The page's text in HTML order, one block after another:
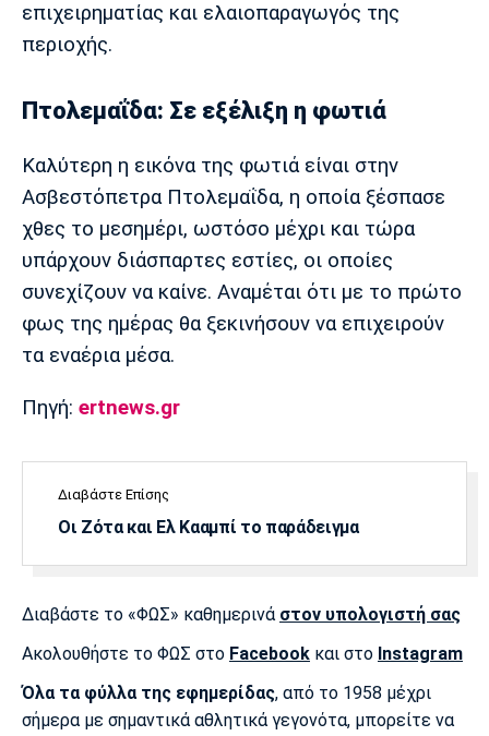
επιχειρηματίας και ελαιοπαραγωγός της
περιοχής.
Πτολεμαΐδα: Σε εξέλιξη η φωτιά
Καλύτερη η εικόνα της φωτιά είναι στην
Ασβεστόπετρα Πτολεμαΐδα, η οποία ξέσπασε
χθες το μεσημέρι, ωστόσο μέχρι και τώρα
υπάρχουν διάσπαρτες εστίες, οι οποίες
συνεχίζουν να καίνε. Αναμέται ότι με το πρώτο
φως της ημέρας θα ξεκινήσουν να επιχειρούν
τα εναέρια μέσα.
Πηγή: ertnews.gr
Διαβάστε Επίσης
Οι Ζότα και Ελ Κααμπί το παράδειγμα
Διαβάστε το «ΦΩΣ» καθημερινά στον υπολογιστή σας
Ακολουθήστε το ΦΩΣ στο Facebook και στο Instagram
Όλα τα φύλλα της εφημερίδας, από το 1958 μέχρι
σήμερα με σημαντικά αθλητικά γεγονότα, μπορείτε να